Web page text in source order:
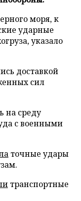
моря, к
ударные
указало
доставкой
сил
на среду
с военными
точные удары
транспортные